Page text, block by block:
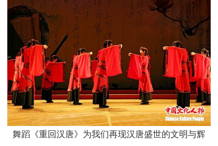
舞蹈《重回汉唐》为我们再现汉唐盛世的文明与辉